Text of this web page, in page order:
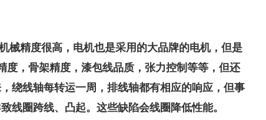
械精度很高，电机也是采用的大品牌的电机，但是
，骨架精度，漆包线品质，张力控制等等，但还
绕线轴每转运一周，排线轴都有相应的响应，但事
线圈跨线、凸起。这些缺陷会线圈降低性能。